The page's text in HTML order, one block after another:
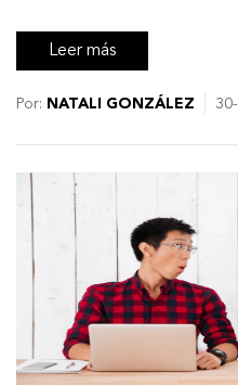
Leer más
Por: NATALI GONZÁLEZ